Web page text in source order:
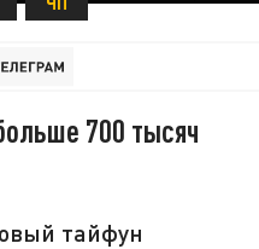
700 тысяч
тайфун